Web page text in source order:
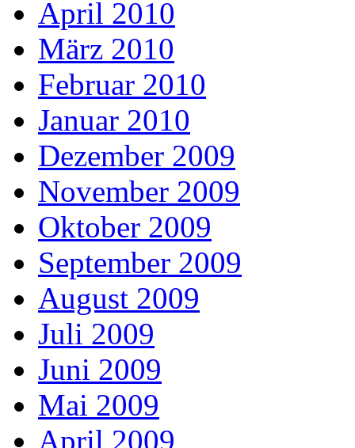
April 2010
März 2010
Februar 2010
Januar 2010
Dezember 2009
November 2009
Oktober 2009
September 2009
August 2009
Juli 2009
Juni 2009
Mai 2009
April 2009